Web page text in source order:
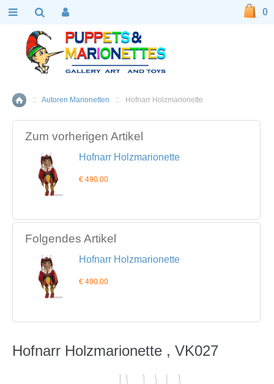
Home
:: Autoren Marionetten :: Hofnarr Holzmarionette
Zum vorherigen Artikel
Hofnarr Holzmarionette
€ 490.00
Folgendes Artikel
Hofnarr Holzmarionette
€ 490.00
Hofnarr Holzmarionette , VK027
0